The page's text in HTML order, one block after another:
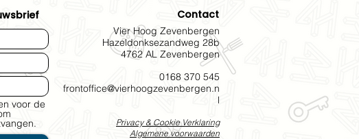
voor de
Contact
Vier Hoog Zevenbergen
Hazeldonksezandweg 28b
4762 AL Zevenbergen
0168 370 545
frontoffice@vierhoogzevenbergen.n
l
Privacy & CookieVerklaring
Algemene voorwaarden